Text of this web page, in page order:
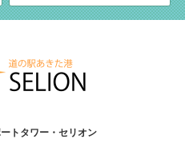
トタワー・セリオン